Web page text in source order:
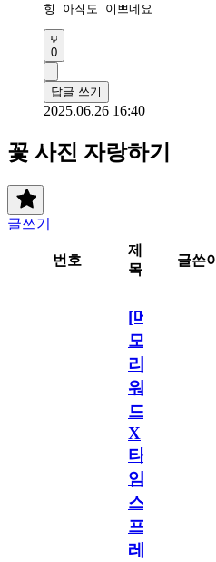
힝 아직도 이쁘네요
0
답글 쓰기
2025.06.26 16:40
꽃 사진 자랑하기
글쓰기
번호
제
목
글쓴이
[메
모
리
워
드
X
타
임
스
프
레